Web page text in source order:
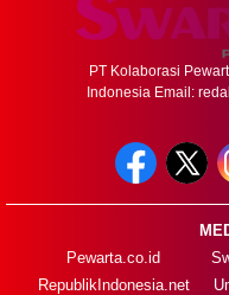
PT Kolaborasi
Indonesia Email:
Pewarta.co.id
RepublikIndonesia.net